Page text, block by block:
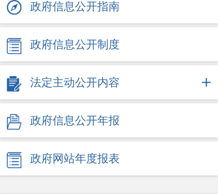
政府信息公开指南
政府信息公开制度
法定主动公开内容
政府信息公开年报
政府网站年度报表